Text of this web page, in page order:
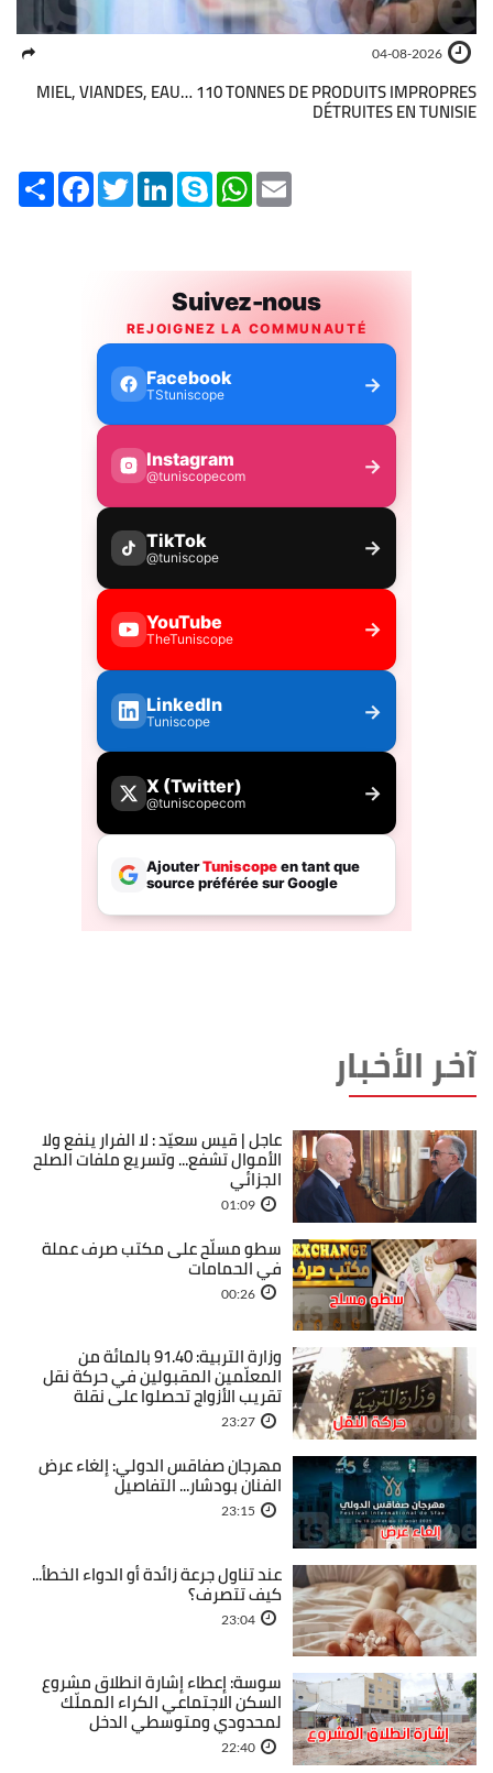
04-08-2026
MIEL, VIANDES, EAU… 110 TONNES DE PRODUITS IMPROPRES
DÉTRUITES EN TUNISIE
Share FacebookTwitterLinkedInSkype WhatsApp
آخر الأخبار
عاجل | قيس سعيّد : لا الفرار ينفع ولا
الأموال تشفع... وتسريع ملفات الصلح
الجزائي
01:09
سطو مسلّح على مكتب صرف عملة
في الحمامات
00:26
وزارة التربية: 91.40 بالمائة من
المعلّمين المقبولين في حركة نقل
تقريب الأزواج تحصلوا على نقلة
23:27
مهرجان صفاقس الدولي: إلغاء عرض
الفنان بودشار... التفاصيل
23:15
عند تناول جرعة زائدة أو الدواء الخطأ...
كيف تتصرف؟
23:04
سوسة: إعطاء إشارة انطلاق مشروع
السكن الاجتماعي الكراء المملّك
لمحدودي ومتوسطي الدخل
22:40